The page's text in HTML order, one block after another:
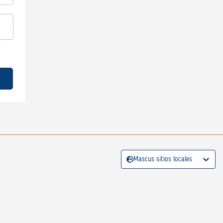
Mascus sitios locales